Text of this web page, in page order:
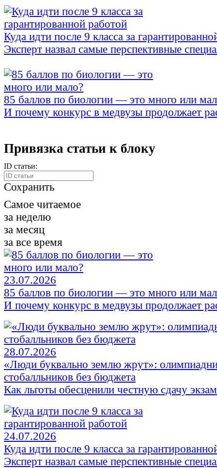
Куда идти после 9 класса за
Эксперт назвал самые перспективные
85 баллов по биологии — это много или
И почему конкурс в медвузы продолжает
Привязка статьи к блоку
ID статьи:
Сохранить
Самое читаемое
за неделю
за месяц
за все время
23.07.2026
85 баллов по биологии — это много или
И почему конкурс в медвузы продолжает
28.07.2026
«Люди буквально землю жрут»:
стобалльников без бюджета
Как льготы обесценили честную сдачу
24.07.2026
Куда идти после 9 класса за
Эксперт назвал самые перспективные